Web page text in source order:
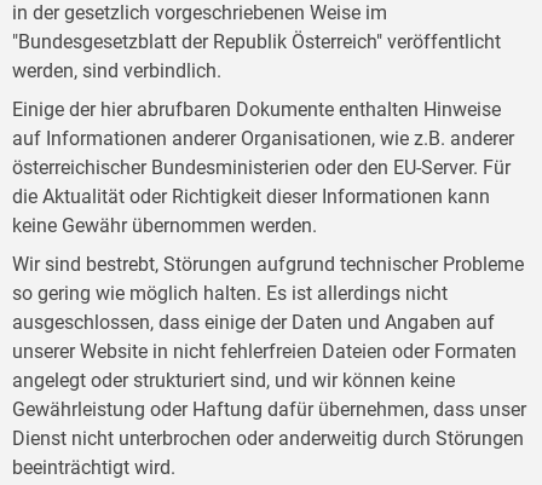
in der gesetzlich vorgeschriebenen Weise im
"Bundesgesetzblatt der Republik Österreich" veröffentlicht
werden, sind verbindlich.
Einige der hier abrufbaren Dokumente enthalten Hinweise
auf Informationen anderer Organisationen, wie z.B. anderer
österreichischer Bundesministerien oder den EU-Server. Für
die Aktualität oder Richtigkeit dieser Informationen kann
keine Gewähr übernommen werden.
Wir sind bestrebt, Störungen aufgrund technischer Probleme
so gering wie möglich halten. Es ist allerdings nicht
ausgeschlossen, dass einige der Daten und Angaben auf
unserer Website in nicht fehlerfreien Dateien oder Formaten
angelegt oder strukturiert sind, und wir können keine
Gewährleistung oder Haftung dafür übernehmen, dass unser
Dienst nicht unterbrochen oder anderweitig durch Störungen
beeinträchtigt wird.